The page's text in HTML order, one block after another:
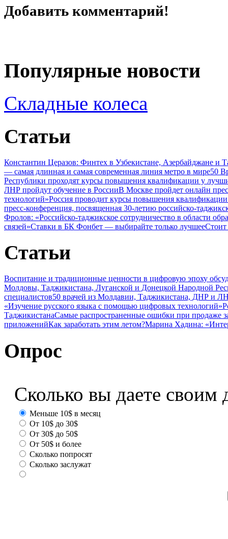
Добавить комментарий!
Популярные новости
Складные колеса
Статьи
Константин Церазов: Финтех в Узбекистане, Азербайджане
— самая длинная и самая современная линия метро в мире50
Республики проходят курсы повышения квалификации у
ЛНР пройдут обучение в РоссииВ Москве пройдет онлайн
технологий»Россия проводит курсы повышения квалификации
пресс-конференция, посвященная 30-летию российско-
Фролов: «Российско-таджикское сотрудничество в области
связей»Ставки в БК Фонбет — выбирайте только лучшееСтоит
Статьи
Воспитание и традиционные ценности в цифровую эпоху
Молдовы, Таджикистана, Луганской и Донецкой Народной
специалистов50 врачей из Молдавии, Таджикистана, ДНР и
«Изучение русского языка с помощью цифровых технологий»
ТаджикистанаСамые распространенные ошибки при продаже
приложенийКак заработать этим летом?Марина Хадина:
Опрос
Сколько вы даете своим
Меньше 10$ в месяц
От 10$ до 30$
От 30$ до 50$
От 50$ и более
Сколько попросят
Сколько заслужат